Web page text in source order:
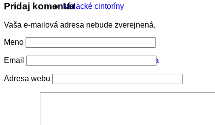
Malacké cintoríny
Ďalšie pozoruhodné miesta
Pridaj komentár
Vaša e-mailová adresa nebude zverejnená.
Meno
Email
Adresa webu